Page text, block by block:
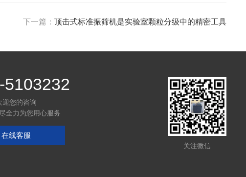
下一篇： 顶击式标准振筛机是实验室颗粒分级中的精密工具
5103232
迎您的咨询
全力为您用心服务
在线客服
关注微信